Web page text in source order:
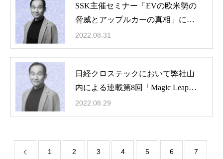
SSK主催セミナー「EVの欧米勢の
脅威とアップルカーの真相」に弊
社山内が登壇
2022.08.31
日経クロステックにおいて弊社山
内による連載第8回「Magic Leapの
特徴は、ヘルスケアとデバイスの
微細化」掲載
2022.08.29
1 2 3 4 5 6 7
理念・概要